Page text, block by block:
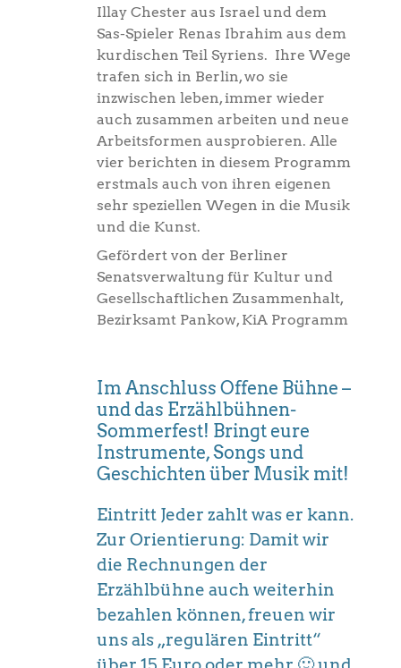
Illay Chester aus Israel und dem
Sas-Spieler Renas Ibrahim aus dem
kurdischen Teil Syriens. Ihre Wege
trafen sich in Berlin, wo sie
inzwischen leben, immer wieder
auch zusammen arbeiten und neue
Arbeitsformen ausprobieren. Alle
vier berichten in diesem Programm
erstmals auch von ihren eigenen
sehr speziellen Wegen in die Musik
und die Kunst.
Gefördert von der Berliner
Senatsverwaltung für Kultur und
Gesellschaftlichen Zusammenhalt,
Bezirksamt Pankow, KiA Programm
Im Anschluss Offene Bühne –
und das Erzählbühnen-
Sommerfest! Bringt eure
Instrumente, Songs und
Geschichten über Musik mit!
Eintritt Jeder zahlt was er kann.
Zur Orientierung: Damit wir
die Rechnungen der
Erzählbühne auch weiterhin
bezahlen können, freuen wir
uns als „regulären Eintritt“